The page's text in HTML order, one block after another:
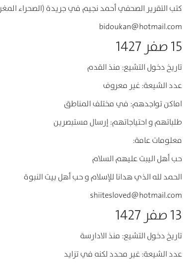
كتب التقرير الصحفي أحمد نجيم في جريدة (الصحراء
bidoukan@hotmail.com
15 صفر 1427
تاريخ دخول التشيع: منذ القدم
عدد الشيعة: غير معروف
اماكن تواجدهم: في مختلف المناطق
طلباتهم و احتياجاتهم: إرسال مستبصرين
معلومات عامة:
حب أهل اليبت عليهم السلام
الحمد لله الذي هدانا للإسلام و حب أهل بيت النبوة
shiitesloved@hotmail.com
13 صفر 1427
تاريخ دخول التشيع: منذ الادارسة
عدد الشيعة: غير محدد لكنه في تزايد